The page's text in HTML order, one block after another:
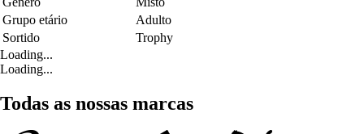
Grupo etário
Adulto
Sortido
Trophy
Loading...
Loading...
Todas as nossas marcas